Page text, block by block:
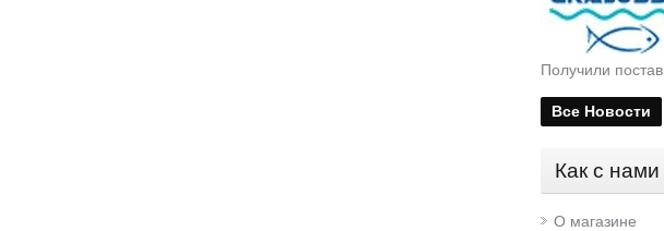
Получили
Все Новости
Как с
О магазине